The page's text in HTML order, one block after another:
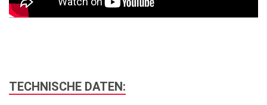
TECHNISCHE DATEN: